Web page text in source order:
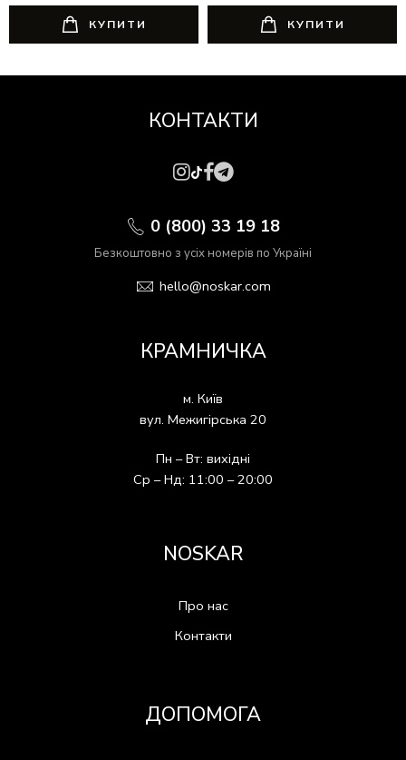
КУПИТИ КУПИТИ
КОНТАКТИ
0 (800) 33 19 18
Безкоштовно з усіх номерів по Україні
hello@noskar.com
КРАМНИЧКА
м. Київ
вул. Межигірська 20
Пн – Вт: вихідні
Ср – Нд: 11:00 – 20:00
NOSKAR
Про нас
Контакти
ДОПОМОГА